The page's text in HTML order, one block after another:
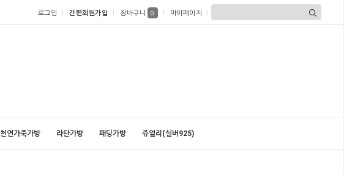
로그인 간편회원가입 장바구니 0 마이페이지
천연가죽가방 라탄가방 패딩가방 쥬얼리(실버925)